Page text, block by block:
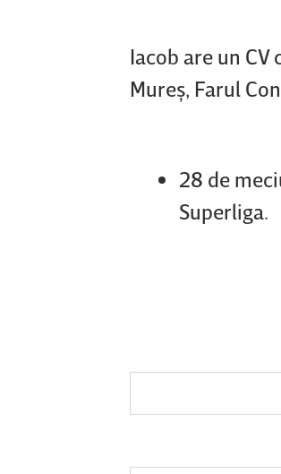
Iacob are un CV
Mureş, Farul
28 de
Superliga.